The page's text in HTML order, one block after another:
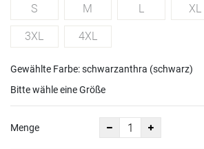
S M L XL
3XL 4XL
Gewählte Farbe: schwarzanthra (schwarz)
Bitte wähle eine Größe
Menge